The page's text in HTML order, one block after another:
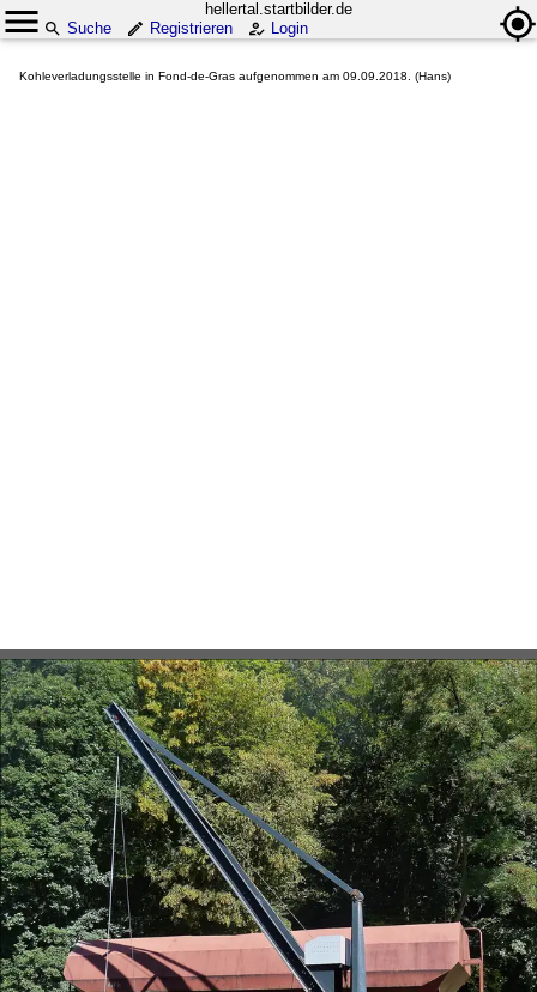
hellertal.startbilder.de
Suche
Registrieren Login
Kohleverladungsstelle in Fond-de-Gras aufgenommen am 09.09.2018. (Hans)